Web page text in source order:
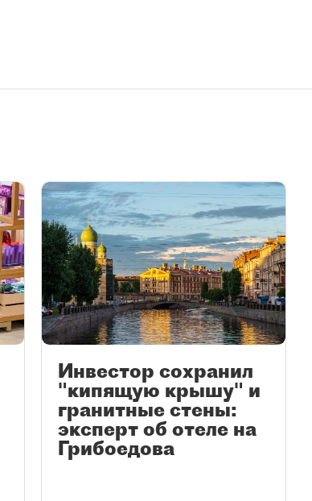
Инвестор сохранил
"кипящую крышу" и
гранитные стены:
эксперт об отеле на
Грибоедова